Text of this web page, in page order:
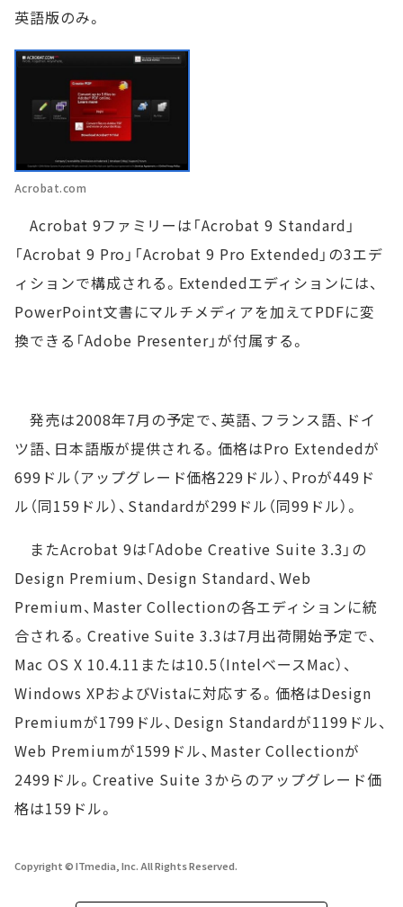
英語版のみ。
Acrobat.com
Acrobat 9ファミリーは「Acrobat 9 Standard」
「Acrobat 9 Pro」「Acrobat 9 Pro Extended」の3エデ
ィションで構成される。Extendedエディションには、
PowerPoint文書にマルチメディアを加えてPDFに変
換できる「Adobe Presenter」が付属する。
発売は2008年7月の予定で、英語、フランス語、ドイ
ツ語、日本語版が提供される。価格はPro Extendedが
699ドル（アップグレード価格229ドル）、Proが449ド
ル（同159ドル）、Standardが299ドル（同99ドル）。
またAcrobat 9は「Adobe Creative Suite 3.3」の
Design Premium、Design Standard、Web
Premium、Master Collectionの各エディションに統
合される。Creative Suite 3.3は7月出荷開始予定で、
Mac OS X 10.4.11または10.5（IntelベースMac）、
Windows XPおよびVistaに対応する。価格はDesign
Premiumが1799ドル、Design Standardが1199ドル、
Web Premiumが1599ドル、Master Collectionが
2499ドル。Creative Suite 3からのアップグレード価
格は159ドル。
Copyright © ITmedia, Inc. All Rights Reserved.